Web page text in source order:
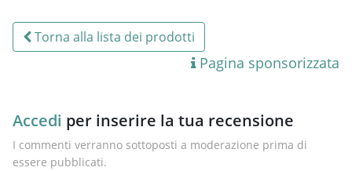
Torna alla lista dei prodotti
Pagina sponsorizzata
Accedi per inserire la tua recensione
I commenti verranno sottoposti a moderazione prima di
essere pubblicati.